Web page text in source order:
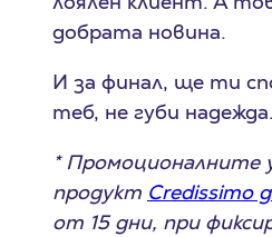
добрата новина.
И за финал, ще ти
теб, не губи
* Промоционалните
продукт Credissimo
от 15 дни, при